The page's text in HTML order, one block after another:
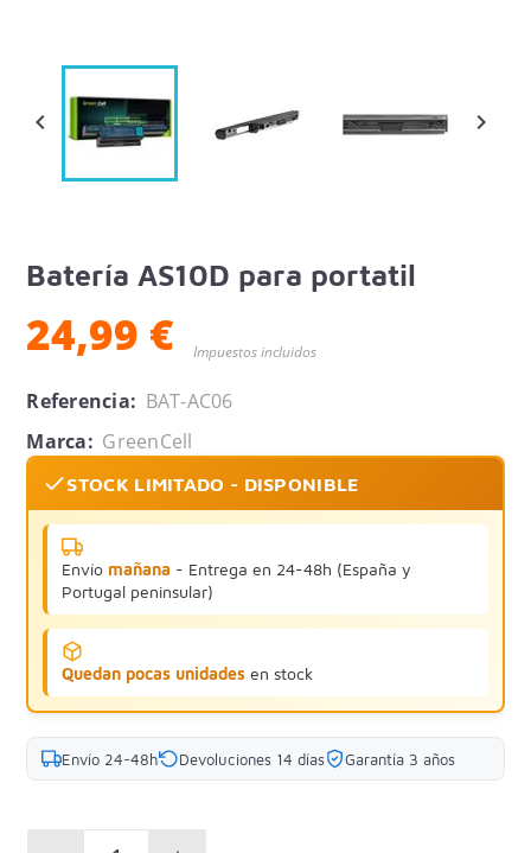
 
Batería AS10D para portatil
24,99 € Impuestos incluidos
Referencia: BAT-AC06
Marca: GreenCell
STOCK LIMITADO - DISPONIBLE
Envío mañana - Entrega en 24-48h (España y
Portugal peninsular)
Quedan pocas unidades en stock
Envío 24-48h Devoluciones 14 días Garantía 3 años